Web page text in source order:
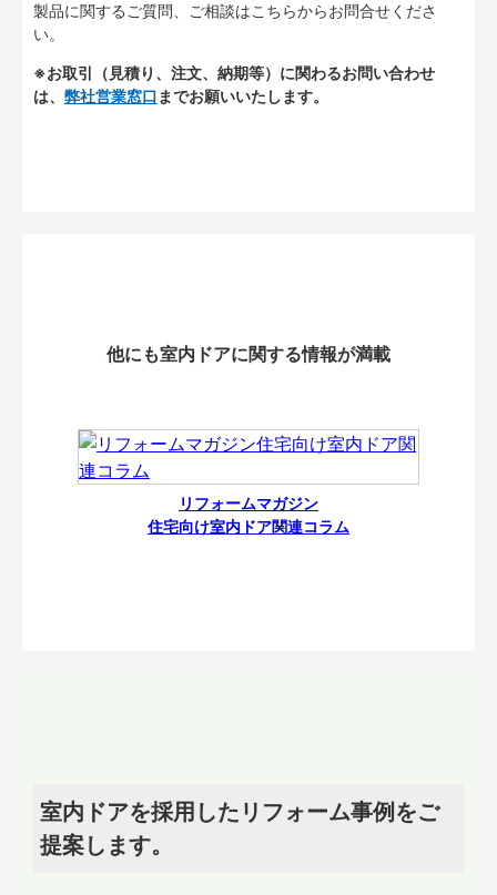
製品に関するご質問、ご相談はこちらからお問合せくださ
い。
※お取引（見積り、注文、納期等）に関わるお問い合わせ
は、 弊社営業窓口 までお願いいたします。
他にも室内ドアに関する情報が満載
リフォームマガジン
住宅向け室内ドア関連コラム
室内ドアを採用したリフォーム事例をご
提案します。